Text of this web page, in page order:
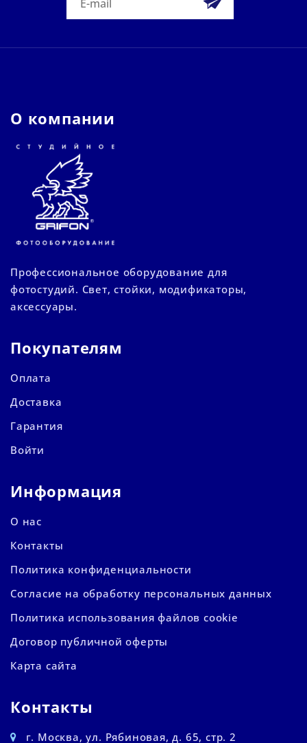
О компании
Профессиональное оборудование для
фотостудий. Свет, стойки, модификаторы,
аксессуары.
Покупателям
Оплата
Доставка
Гарантия
Войти
Информация
О нас
Контакты
Политика конфиденциальности
Согласие на обработку персональных данных
Политика использования файлов cookie
Договор публичной оферты
Карта сайта
Контакты
г. Москва, ул. Рябиновая, д. 65, стр. 2